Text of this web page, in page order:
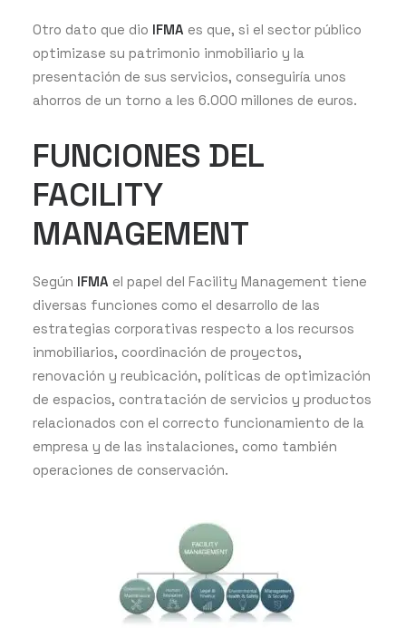
Otro dato que dio IFMA es que, si el sector público
optimizase su patrimonio inmobiliario y la
presentación de sus servicios, conseguiría unos
ahorros de un torno a les 6.000 millones de euros.
FUNCIONES DEL
FACILITY
MANAGEMENT
Según IFMA el papel del Facility Management tiene
diversas funciones como el desarrollo de las
estrategias corporativas respecto a los recursos
inmobiliarios, coordinación de proyectos,
renovación y reubicación, políticas de optimización
de espacios, contratación de servicios y productos
relacionados con el correcto funcionamiento de la
empresa y de las instalaciones, como también
operaciones de conservación.